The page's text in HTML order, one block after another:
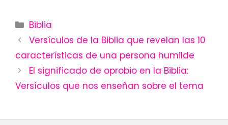
Categories
Biblia
Versículos de la Biblia que revelan las 10
características de una persona humilde
El significado de oprobio en la Biblia:
Versículos que nos enseñan sobre el tema